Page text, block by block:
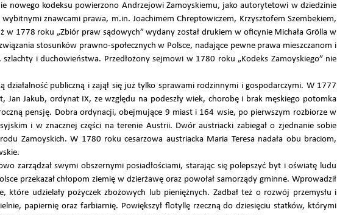
nowego kodeksu powierzono Andrzejowi Zamoyskiemu, jako autorytetowi w dziedzinie
znawcami prawa, m.in. Joachimem Chreptowiczem, Krzysztofem Szembekiem,
w 1778 roku „Zbiór praw sądowych” wydany został drukiem w oficynie Michała Grölla w
stosunków prawno-społecznych w Polsce, nadające pewne prawa mieszczanom i
i duchowieństwa. Przedłożony sejmowi w 1780 roku „Kodeks Zamoyskiego” nie
działalność publiczną i zajął się już tylko sprawami rodzinnymi i gospodarczymi. W 1777
Jan Jakub, ordynat IX, ze względu na podeszły wiek, chorobę i brak męskiego potomka
pensję. Dobra ordynacji, obejmujące 9 miast i 164 wsie, po pierwszym rozbiorze w
i w znacznej części na terenie Austrii. Dwór austriacki zabiegał o zjednanie sobie
Zamoyskich. W 1780 roku cesarzowa austriacka Maria Teresa nadała obu braciom,
zarządzał swymi obszernymi posiadłościami, starając się polepszyć byt i oświatę ludu
przekazał chłopom ziemię w dzierżawę oraz powołał samorządy gminne. Wprowadził
które udzielały pożyczek zbożowych lub pieniężnych. Zadbał też o rozwój przemysłu i
papiernię oraz farbiarnię. Powiększył flotyllę rzeczną do dziesięciu statków, którymi